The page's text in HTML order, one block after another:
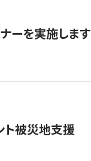
ーを実施します
ト被災地支援